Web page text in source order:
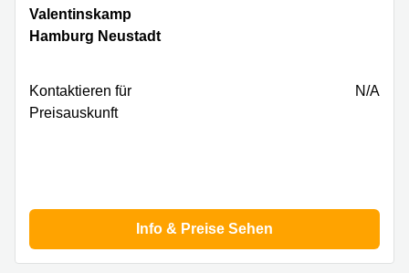
Valentinskamp
24,
Valentinskamp
Hamburg Neustadt
Kontaktieren für
Preisauskunft
N/A
Info & Preise Sehen